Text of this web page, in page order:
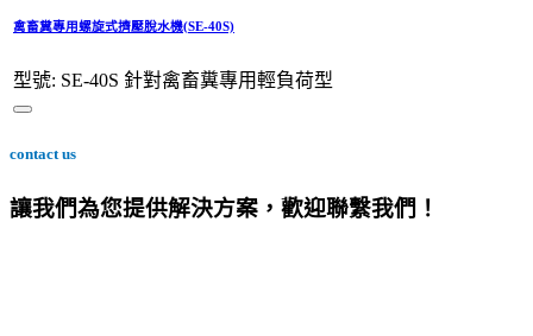
禽畜糞專用螺旋式擠壓脫水機(SE-40S)
型號: SE-40S 針對禽畜糞專用輕負荷型
contact us
讓我們為您提供解決方案，歡迎聯繫我們！